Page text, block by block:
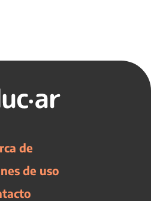
de
de uso